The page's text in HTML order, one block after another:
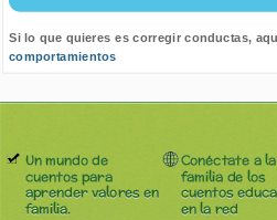
Si lo que quieres es corregir conductas,
comportamientos
Un mundo de
cuentos para
aprender valores en
familia.
Conéctate a
familia de los
cuentos
en la red